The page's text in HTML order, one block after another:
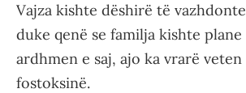
Vajza kishte dëshirë të
duke qenë se familja kishte
ardhmen e saj, ajo ka vrarë
fostoksinë.